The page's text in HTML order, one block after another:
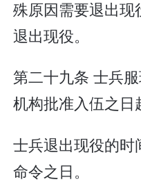
殊原因需要退出
退出现役。
第二十九条 士兵
机构批准入伍之日
士兵退出现役的
命令之日。